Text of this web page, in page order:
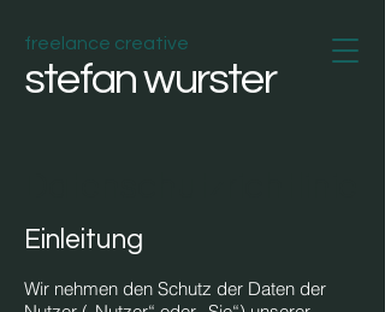
stefan wurster
freelance creative
Einleitung
Wir nehmen den Schutz der Daten der